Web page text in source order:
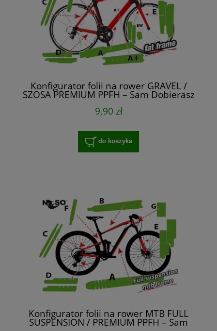
Konfigurator folii na rower GRAVEL /
SZOSA PREMIUM PPFH – Sam Dobierasz
9,90 zł
do koszyka
Konfigurator folii na rower MTB FULL
SUSPENSION / PREMIUM PPFH – Sam